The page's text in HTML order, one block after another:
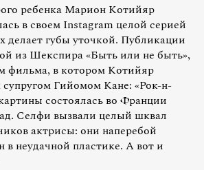
ребенка Марион Котийяр
в своем Instagram целой серией
делает губы уточкой. Публикации
из Шекспира «Быть или не быть»,
фильма, в котором Котийяр
супругом Гийомом Кане: «Рок-н-
состоялась во Франции
Селфи вызвали целый шквал
актрисы: они наперебой
неудачной пластике. А вот и